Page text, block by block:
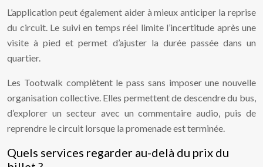
L’application peut également aider à mieux anticiper la reprise
du circuit. Le suivi en temps réel limite l’incertitude après une
visite à pied et permet d’ajuster la durée passée dans un
quartier.
Les Tootwalk complètent le pass sans imposer une nouvelle
organisation collective. Elles permettent de descendre du bus,
d’explorer un secteur avec un commentaire audio, puis de
reprendre le circuit lorsque la promenade est terminée.
Quels services regarder au-delà du prix du